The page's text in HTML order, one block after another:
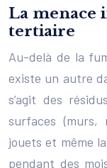
La menace
tertiaire
Au-delà de la
existe un autre
s’agit des
surfaces (murs,
jouets et même
pendant des